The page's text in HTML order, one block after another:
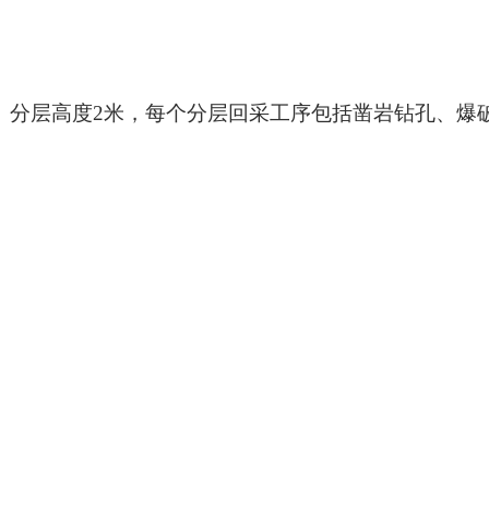
分层高度2米，每个分层回采工序包括凿岩钻孔、